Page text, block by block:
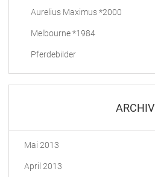
Aurelius Maximus *2000
Melbourne *1984
Pferdebilder
ARCHIV
Mai 2013
April 2013